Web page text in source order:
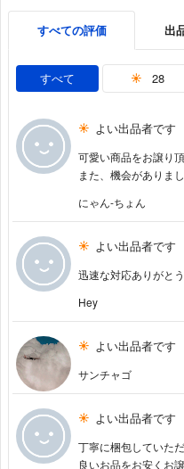
すべての評価 出
すべて 28
よい出品者です
可愛い商品をお譲り
また、機会がありま
にゃん-ちょん
よい出品者です
迅速な対応ありがと
Hey
よい出品者です
サンチャゴ
よい出品者です
丁寧に梱包していた
良いお品をお安くお